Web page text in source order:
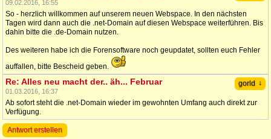
09.02.2016, 16:55
So - herzlich willkommen auf unserem neuen Webspace. In den nächsten
Tagen wird dann auch die .net-Domain auf diesen Webspace weiterführen. Bis
dahin bitte die .de-Domain nutzen.
Des weiteren habe ich die Forensoftware noch geupdatet, sollten euch Fehler
auffallen, bitte Bescheid geben.
gorld ↓
Re: Alles neu macht der.. äh... Februar
01.03.2016, 16:37
Ab sofort steht die .net-Domain wieder im gewohnten Umfang auch direkt zur
Verfügung.
Antwort erstellen